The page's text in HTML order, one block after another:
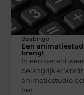
Beabingo
Een
brengt
In een wereld
belangrijker
animatiestudio
het